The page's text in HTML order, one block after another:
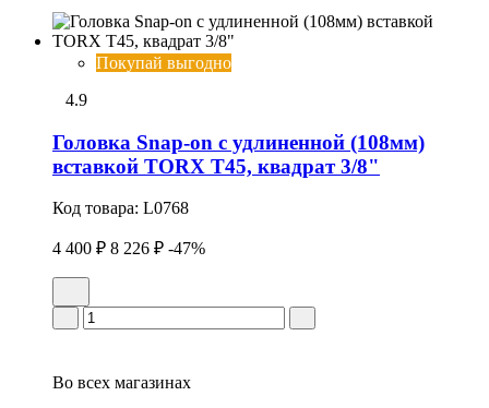
Покупай выгодно
4.9
Головка Snap-on с удлиненной (108мм)
вставкой TORX T45, квадрат 3/8"
Код товара: L0768
4 400 ₽ 8 226 ₽ -47%
Во всех магазинах